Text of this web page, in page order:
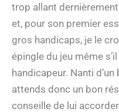
trop allant
et, pour son premier
gros handicaps, je le
épingle du jeu même
handicapeur. Nanti
attends donc un bon
conseille de lui